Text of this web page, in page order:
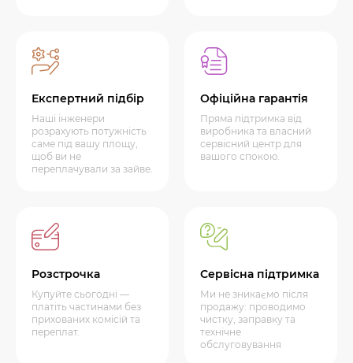
Експертний підбір
Наші інженери
розрахують потужність
саме під вашу площу,
щоб ви не
переплачували за зайве.
Офіційна гарантія
Пряма підтримка від
виробника та власний
сервісний центр для
вашого спокою.
Розстрочка
Купуйте сьогодні —
платіть частинами без
прихованих комісій та
переплат.
Сервісна підтримка
Ми не зникаємо після
продажу: проводимо
чистку, заправку та
технічне
обслуговування